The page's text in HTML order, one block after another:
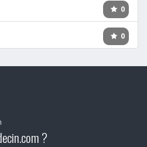
0
0
?